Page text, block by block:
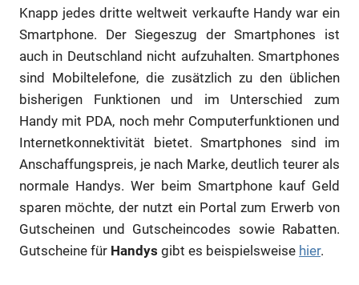
Knapp jedes dritte weltweit verkaufte Handy war ein
Smartphone. Der Siegeszug der Smartphones ist
auch in Deutschland nicht aufzuhalten. Smartphones
sind Mobiltelefone, die zusätzlich zu den üblichen
bisherigen Funktionen und im Unterschied zum
Handy mit PDA, noch mehr Computerfunktionen und
Internetkonnektivität bietet. Smartphones sind im
Anschaffungspreis, je nach Marke, deutlich teurer als
normale Handys. Wer beim Smartphone kauf Geld
sparen möchte, der nutzt ein Portal zum Erwerb von
Gutscheinen und Gutscheincodes sowie Rabatten.
Gutscheine für Handys gibt es beispielsweise hier.